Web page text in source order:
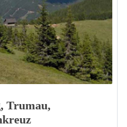
Trumau,